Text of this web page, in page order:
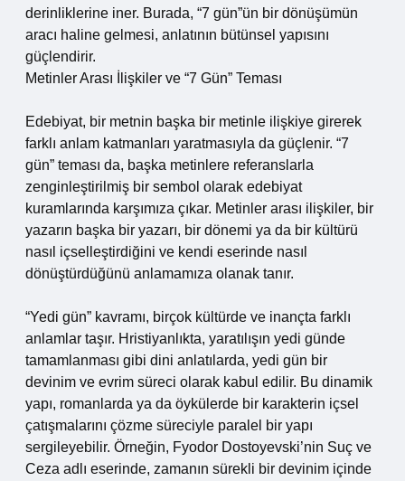
derinliklerine iner. Burada, “7 gün”ün bir dönüşümün
aracı haline gelmesi, anlatının bütünsel yapısını
güçlendirir.
Metinler Arası İlişkiler ve “7 Gün” Teması
Edebiyat, bir metnin başka bir metinle ilişkiye girerek
farklı anlam katmanları yaratmasıyla da güçlenir. “7
gün” teması da, başka metinlere referanslarla
zenginleştirilmiş bir sembol olarak edebiyat
kuramlarında karşımıza çıkar. Metinler arası ilişkiler, bir
yazarın başka bir yazarı, bir dönemi ya da bir kültürü
nasıl içselleştirdiğini ve kendi eserinde nasıl
dönüştürdüğünü anlamamıza olanak tanır.
“Yedi gün” kavramı, birçok kültürde ve inançta farklı
anlamlar taşır. Hristiyanlıkta, yaratılışın yedi günde
tamamlanması gibi dini anlatılarda, yedi gün bir
devinim ve evrim süreci olarak kabul edilir. Bu dinamik
yapı, romanlarda ya da öykülerde bir karakterin içsel
çatışmalarını çözme süreciyle paralel bir yapı
sergileyebilir. Örneğin, Fyodor Dostoyevski’nin Suç ve
Ceza adlı eserinde, zamanın sürekli bir devinim içinde